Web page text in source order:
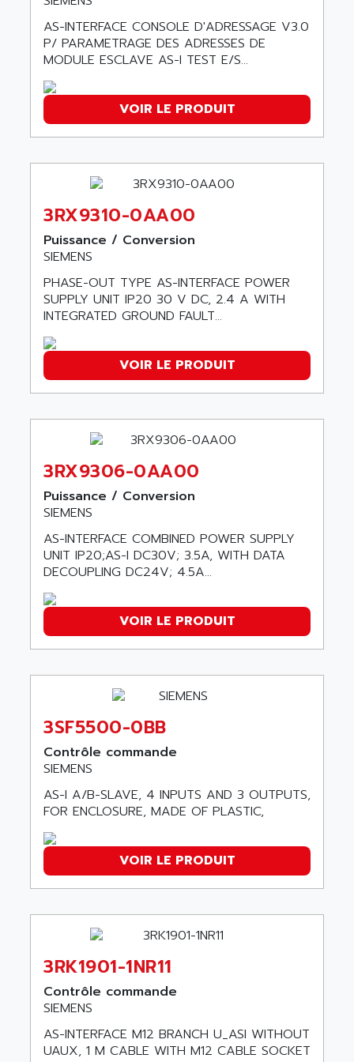
SINUMERIK 810
PREMIUM
PREVENTA
NANO
PCMCIA CARD
SIMATIC S7-300
DIAX 2
TVM
KDV
KVR
TVD
AC MAINSPINDLE
KDA
KDS
TDA
BUS
DIAX 04
DIAX 4
cms3
CMS
PARVEX
AMS
MOVIDYN
MOVITRAC
SERVVODYN
SERVODYN
SE50
LTD12
MDLA
ACM
PLS510
SERVOSTAR
AC FEED MOTOR
SIMODRIVE 611
TSX MOMENTUM
ACTIOMTECH
ACTION PAK
ACTIVA MULLER
ACTRONIC
ACU-TIME
ADA
ADAC
ADAM
ADAMCZEWSKI
ADANI PSC
ADAPTATER
ADAPTEC
ADAS
ADC AUTOMATICA
ADDA
ADDER
ADDI DATA
ADEPT TECHNOLOGY
ADISCOM
ADITEC
ADL
ADL EUROTECH
ADLEE POWERTRONIC
ADLINK
ADLINK TECHNOLOGY
ADM ELECTRONIC
ADMV
ADN
ADN PESAGE
ADTECH POWER INC
ADVANCE
ADVANCE HIVOLT
ADVANCE TAPES
AS-INTERFACE CONSOLE D'ADRESSAGE V3.0
P/ PARAMETRAGE DES ADRESSES DE
MODULE ESCLAVE AS-I TEST E/S...
VOIR LE PRODUIT
3RX9310-0AA00
Puissance / Conversion
SIEMENS
PHASE-OUT TYPE AS-INTERFACE POWER
SUPPLY UNIT IP20 30 V DC, 2.4 A WITH
INTEGRATED GROUND FAULT...
VOIR LE PRODUIT
3RX9306-0AA00
Puissance / Conversion
SIEMENS
AS-INTERFACE COMBINED POWER SUPPLY
UNIT IP20;AS-I DC30V; 3.5A, WITH DATA
DECOUPLING DC24V; 4.5A...
VOIR LE PRODUIT
3SF5500-0BB
Contrôle commande
SIEMENS
AS-I A/B-SLAVE, 4 INPUTS AND 3 OUTPUTS,
FOR ENCLOSURE, MADE OF PLASTIC,
VOIR LE PRODUIT
3RK1901-1NR11
Contrôle commande
SIEMENS
AS-INTERFACE M12 BRANCH U_ASI WITHOUT
UAUX, 1 M CABLE WITH M12 CABLE SOCKET